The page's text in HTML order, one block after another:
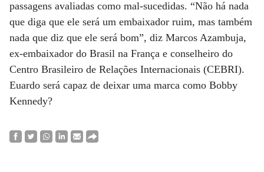
passagens avaliadas como mal-sucedidas. “Não há nada
que diga que ele será um embaixador ruim, mas também
nada que diz que ele será bom”, diz Marcos Azambuja,
ex-embaixador do Brasil na França e conselheiro do
Centro Brasileiro de Relações Internacionais (CEBRI).
Euardo será capaz de deixar uma marca como Bobby
Kennedy?